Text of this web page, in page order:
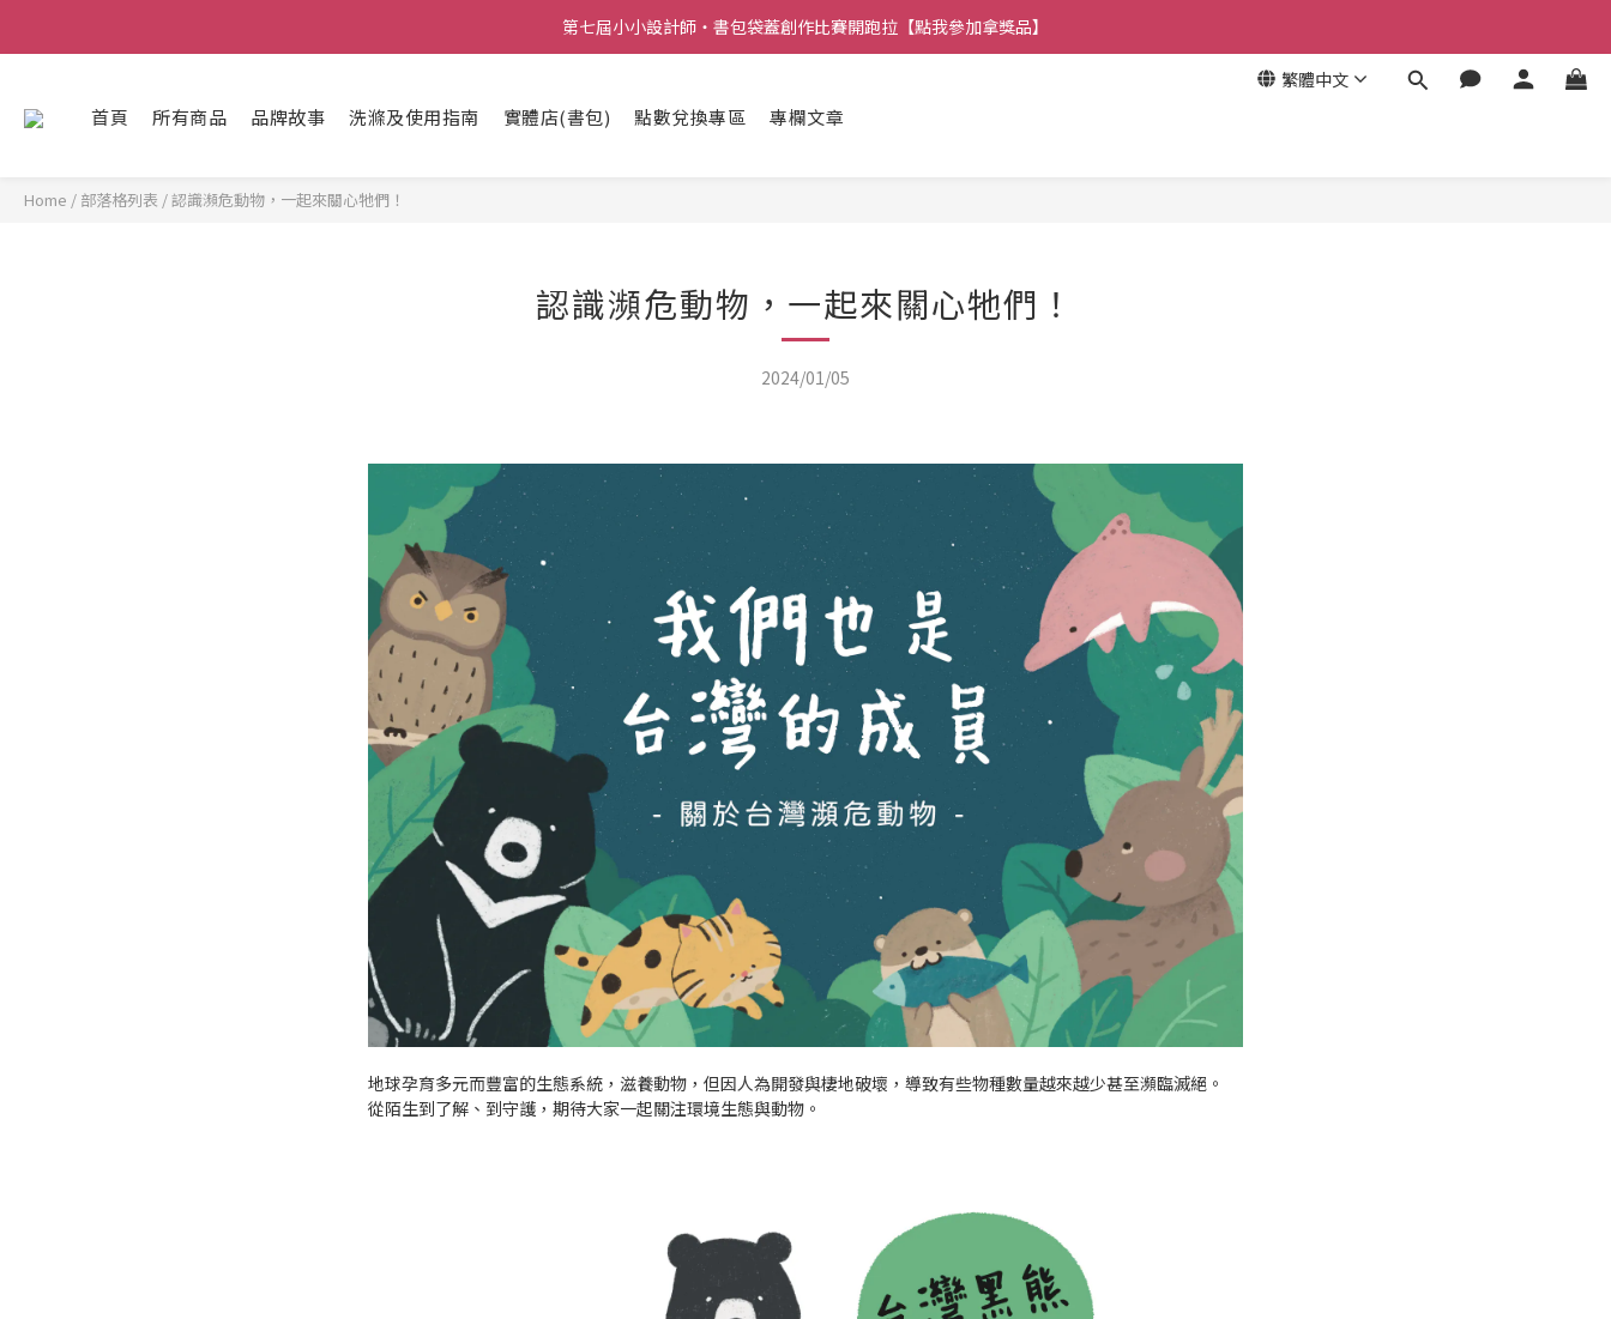
第七屆小小設計師・書包袋蓋創作比賽開跑拉【點我參加拿獎品】
繁體中文
首頁 所有商品 品牌故事 洗滌及使用指南 實體店(書包) 點數兌換專區 專欄文章
Home / 部落格列表 /認識瀕危動物，一起來關心牠們！
認識瀕危動物，一起來關心牠們！
2024/01/05
地球孕育多元而豐富的生態系統，滋養動物，但因人為開發與棲地破壞，導致有些物種數量越來越少甚至瀕臨滅絕。
從陌生到了解、到守護，期待大家一起關注環境生態與動物。